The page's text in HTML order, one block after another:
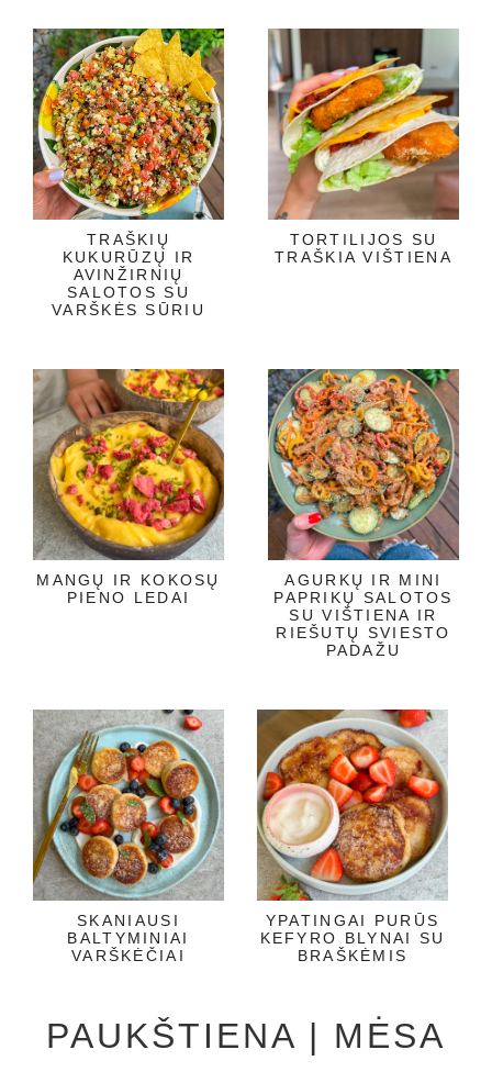
TRAŠKIŲ
KUKURŪZŲ IR
AVINŽIRNIŲ
SALOTOS SU
VARŠKĖS SŪRIU
TORTILIJOS SU
TRAŠKIA VIŠTIENA
MANGŲ IR KOKOSŲ
PIENO LEDAI
AGURKŲ IR MINI
PAPRIKŲ SALOTOS
SU VIŠTIENA IR
RIEŠUTŲ SVIESTO
PADAŽU
SKANIAUSI
BALTYMINIAI
VARŠKĖČIAI
YPATINGAI PURŪS
KEFYRO BLYNAI SU
BRAŠKĖMIS
PAUKŠTIENA | MĖSA